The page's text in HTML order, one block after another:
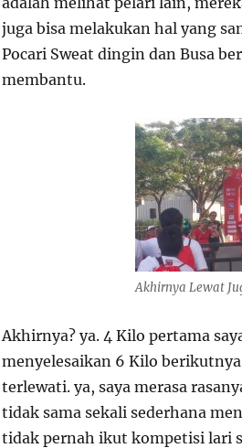
juga bisa melakukan hal yang
Pocari Sweat dingin dan Busa
membantu.
Akhirnya Lewat
Akhirnya? ya. 4 Kilo pertama
menyelesaikan 6 Kilo
terlewati. ya, saya merasa
tidak sama sekali sederhana
tidak pernah ikut kompetisi lari